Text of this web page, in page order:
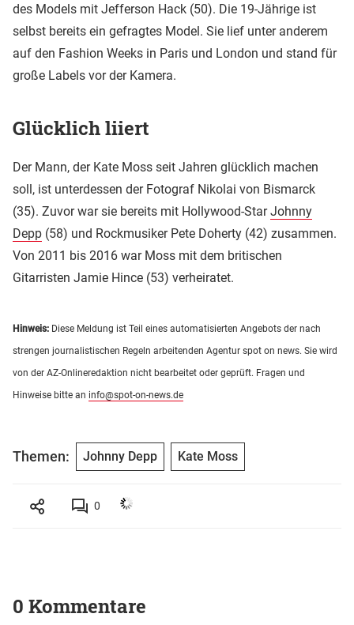
des Models mit Jefferson Hack (50). Die 19-Jährige ist
selbst bereits ein gefragtes Model. Sie lief unter anderem
auf den Fashion Weeks in Paris und London und stand für
große Labels vor der Kamera.
Glücklich liiert
Der Mann, der Kate Moss seit Jahren glücklich machen
soll, ist unterdessen der Fotograf Nikolai von Bismarck
(35). Zuvor war sie bereits mit Hollywood-StarJohnny
Depp (58) und Rockmusiker Pete Doherty (42) zusammen.
Von 2011 bis 2016 war Moss mit dem britischen
Gitarristen Jamie Hince (53) verheiratet.
Hinweis: Diese Meldung ist Teil eines automatisierten Angebots der nach
strengen journalistischen Regeln arbeitenden Agentur spot on news. Sie wird
von der AZ-Onlineredaktion nicht bearbeitet oder geprüft. Fragen und
Hinweise bitte an info@spot-on-news.de
Themen: Johnny Depp Kate Moss
0
0 Kommentare